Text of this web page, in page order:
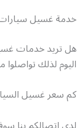
خدمة غسيل سيارات
اليوم لذلك
كم سعر غسيل